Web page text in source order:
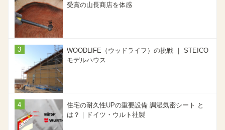
受賞の山長商店を体感
WOODLIFE（ウッドライフ）の挑戦 ｜ STEICO
モデルハウス
住宅の耐久性UPの重要設備 調湿気密シート と
は？｜ドイツ・ウルト社製